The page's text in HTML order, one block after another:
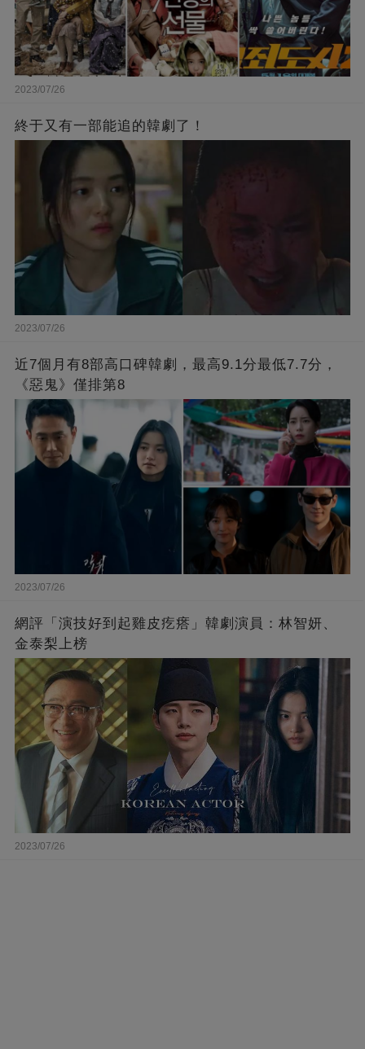
2023/07/26
終于又有一部能追的韓劇了！
2023/07/26
近7個月有8部高口碑韓劇，最高9.1分最低7.7分，
《惡鬼》僅排第8
2023/07/26
網評「演技好到起雞皮疙瘩」韓劇演員：林智妍、
金泰梨上榜
2023/07/26